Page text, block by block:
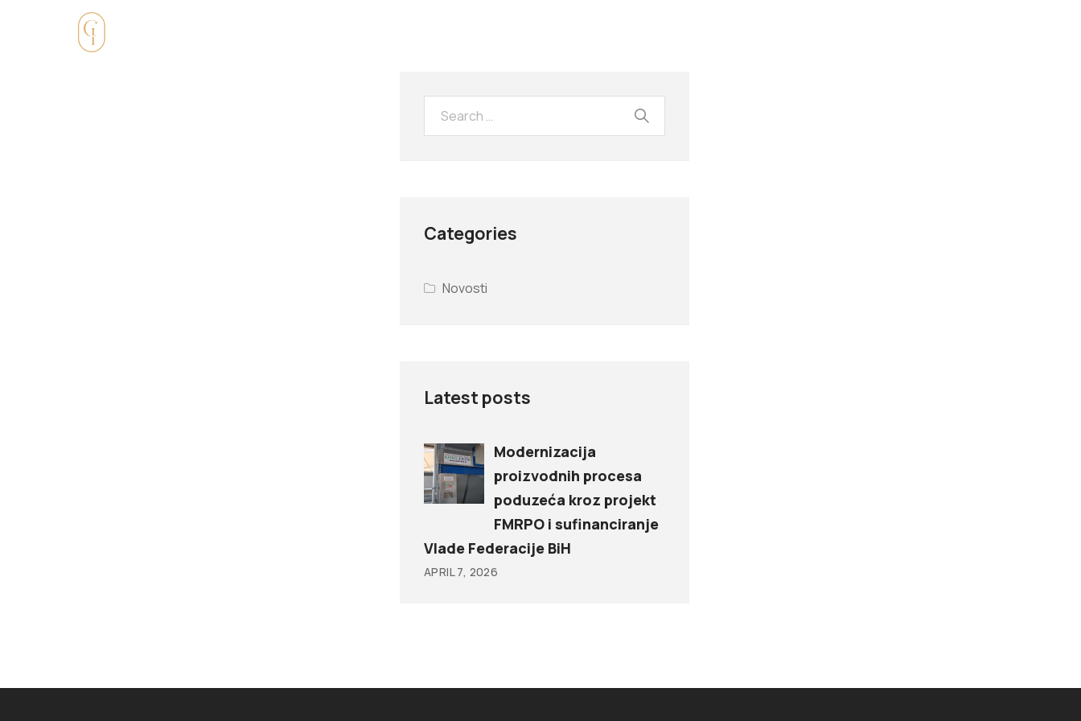
Categories
Novosti
Latest posts
Modernizacija
proizvodnih procesa
poduzeća kroz projekt
FMRPO i sufinanciranje
Vlade Federacije BiH
APRIL 7, 2026